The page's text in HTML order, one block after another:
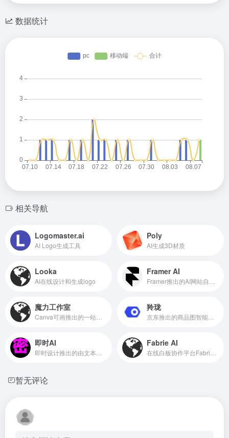
数据统计
相关导航
Logomaster.ai
AI Logo生成工具
Poly
AI生成3D材质
Looka
AI在线设计和生成logo
Framer AI
魔力工作室 羚珑
即时AI Fabrie AI
暂无评论